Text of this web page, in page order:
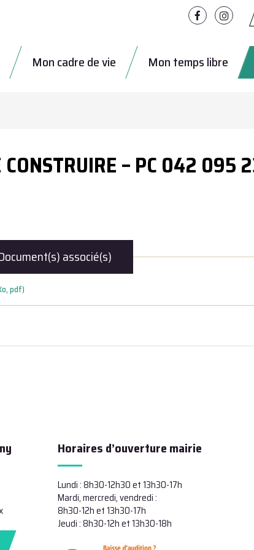
Lien
compte
Lien
compte
Mon cadre de vie Mon temps libre
CONSTRUIRE – PC 042 095
associé(s)
pdf
Horaires d’ouverture mairie
Lundi : 8h30-12h30 et 13h30-17h
Mardi, mercredi, vendredi :
8h30-12h et 13h30-17h
Jeudi : 8h30-12h et 13h30-18h